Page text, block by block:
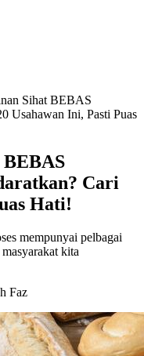
Sihat BEBAS
Usahawan Ini, Pasti Puas
Cari
Hati!
mempunyai pelbagai
kita
Faz